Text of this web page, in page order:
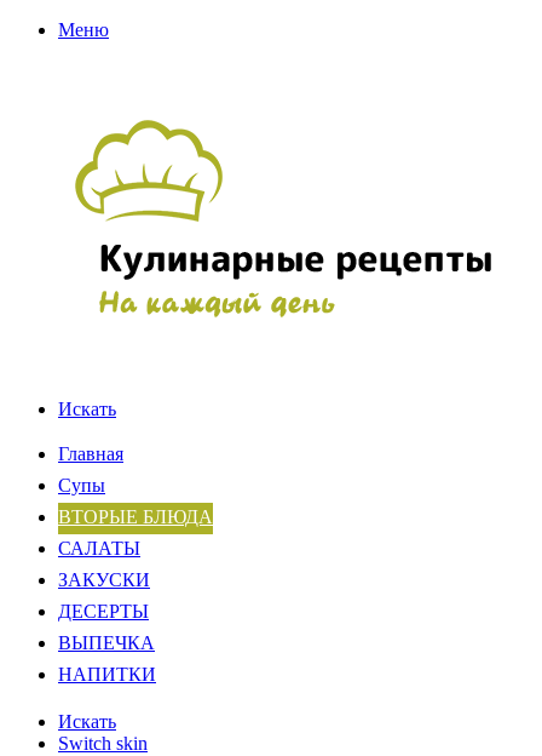
Меню
Искать
Главная
Супы
ВТОРЫЕ БЛЮДА
САЛАТЫ
ЗАКУСКИ
ДЕСЕРТЫ
ВЫПЕЧКА
НАПИТКИ
Искать
Switch skin